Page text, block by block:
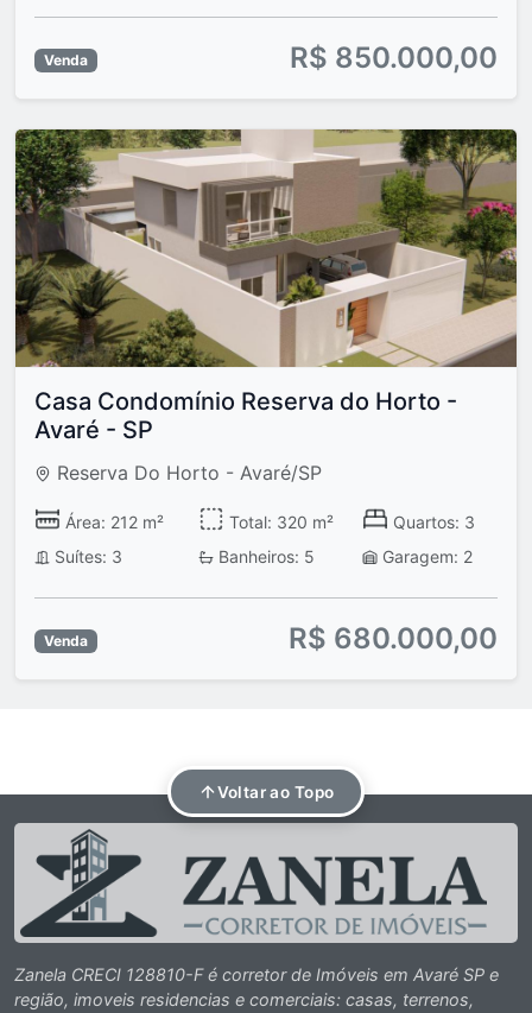
Venda R$ 850.000,00
Casa Condomínio Reserva do Horto -
Avaré - SP
Reserva Do Horto - Avaré/SP
Área: 212 m² Total: 320 m²
Quartos: 3
Suítes: 3
Banheiros: 5 Garagem: 2
Venda R$ 680.000,00
Voltar ao Topo
Zanela CRECI 128810-F é corretor de Imóveis em Avaré SP e
região, imoveis residencias e comerciais: casas, terrenos,